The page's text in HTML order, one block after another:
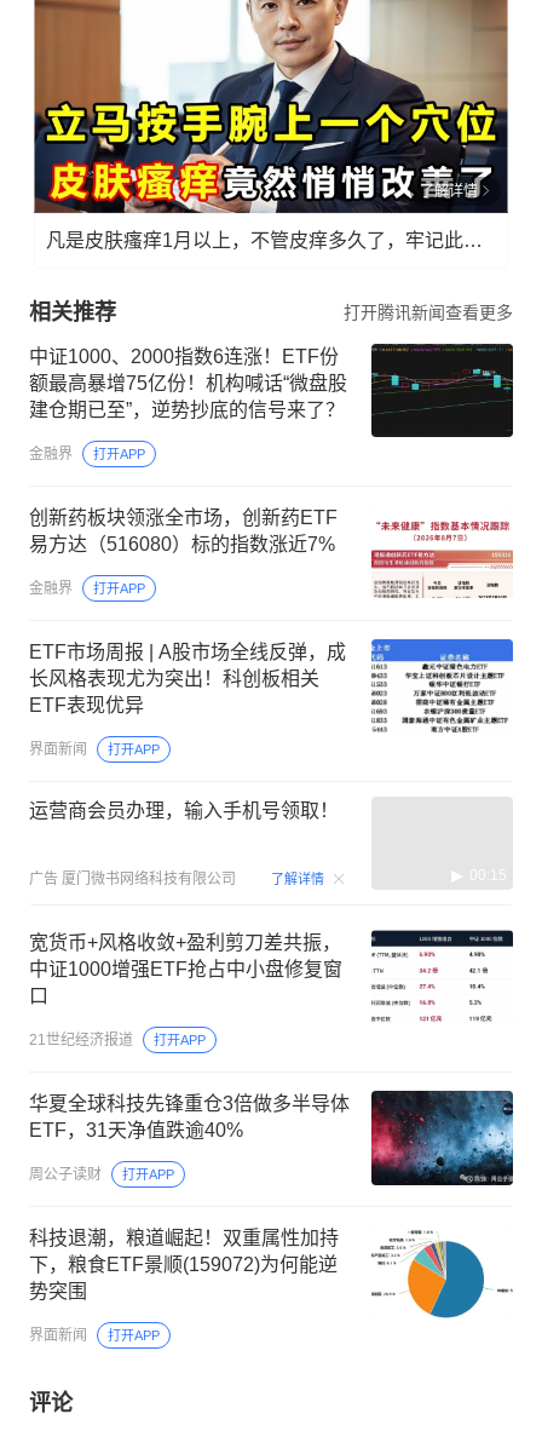
了解详情
凡是皮肤瘙痒1月以上，不管皮痒多久了，牢记此法，快！准！狠！
相关推荐 打开腾讯新闻查看更多
中证1000、2000指数6连涨！ETF份
额最高暴增75亿份！机构喊话“微盘股
建仓期已至”，逆势抄底的信号来了？
金融界 打开APP
创新药板块领涨全市场，创新药ETF
易方达（516080）标的指数涨近7%
金融界 打开APP
ETF市场周报 | A股市场全线反弹，成
长风格表现尤为突出！科创板相关
ETF表现优异
界面新闻 打开APP
运营商会员办理，输入手机号领取！
广告 厦门微书网络科技有限公司 了解详情 00:15
宽货币+风格收敛+盈利剪刀差共振，
中证1000增强ETF抢占中小盘修复窗
口
21世纪经济报道 打开APP
华夏全球科技先锋重仓3倍做多半导体
ETF，31天净值跌逾40%
周公子读财 打开APP
科技退潮，粮道崛起！双重属性加持
下，粮食ETF景顺(159072)为何能逆
势突围
界面新闻 打开APP
评论